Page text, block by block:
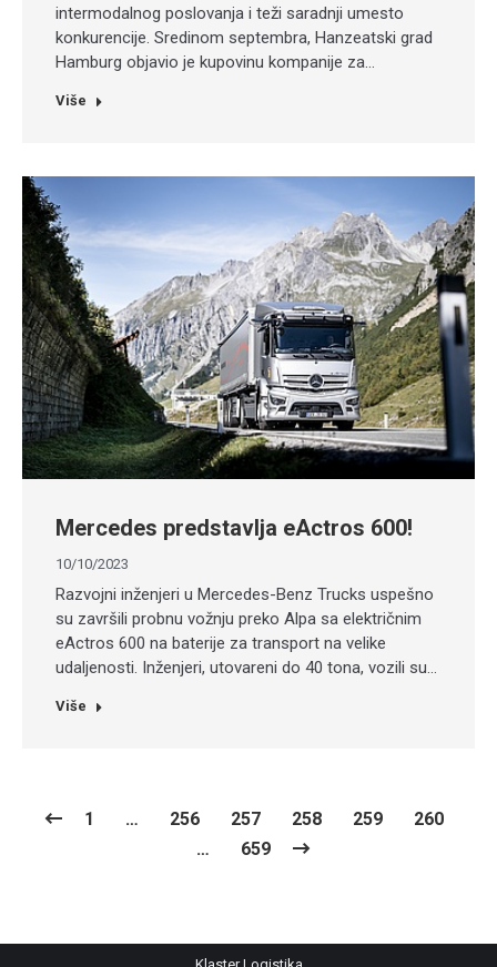
intermodalnog poslovanja i teži saradnji umesto
konkurencije. Sredinom septembra, Hanzeatski grad
Hamburg objavio je kupovinu kompanije za…
Više
Mercedes predstavlja eActros 600!
10/10/2023
Razvojni inženjeri u Mercedes-Benz Trucks uspešno
su završili probnu vožnju preko Alpa sa električnim
eActros 600 na baterije za transport na velike
udaljenosti. Inženjeri, utovareni do 40 tona, vozili su…
Više
1 … 256 257 258 259
260
…
659